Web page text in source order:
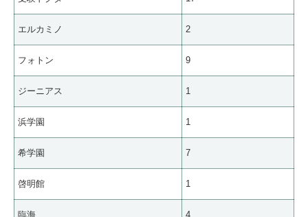
エルカミノ 2
フォトン 9
ジーニアス 1
浜学園 1
希学園 7
啓明館 1
臨海 4